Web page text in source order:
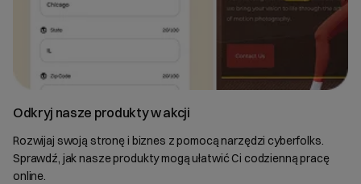
Odkryj nasze produkty w akcji
Rozwijaj swoją stronę i biznes z pomocą narzędzi cyberfolks.
Sprawdź, jak nasze produkty mogą ułatwić Ci codzienną pracę
online.